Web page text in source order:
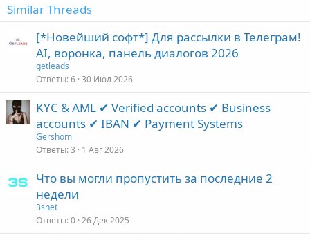
Similar Threads
[*Новейший софт*] Для рассылки в Телеграм!
AI, воронка, панель диалогов 2026
getleads
Ответы 6 30 Июл 2026
KYC & AML ✔ Verified accounts ✔ Business
accounts ✔ IBAN ✔ Payment Systems
Gershom
Ответы 3 1 Авг 2026
Что вы могли пропустить за последние 2
недели
3snet
Ответы 0 26 Дек 2025